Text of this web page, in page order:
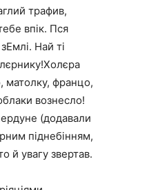
трафив,
впік. Пся
Най ті
матолку, францо,
вознесло!
(додавали
піднебінням,
й увагу звертав.